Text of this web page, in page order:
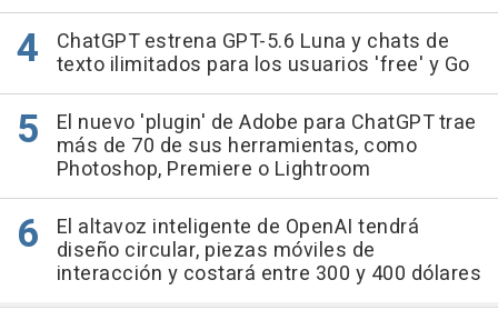
ChatGPT estrena GPT-5.6 Luna y chats de
texto ilimitados para los usuarios 'free' y Go
El nuevo 'plugin' de Adobe para ChatGPT trae
más de 70 de sus herramientas, como
Photoshop, Premiere o Lightroom
El altavoz inteligente de OpenAI tendrá
diseño circular, piezas móviles de
interacción y costará entre 300 y 400 dólares